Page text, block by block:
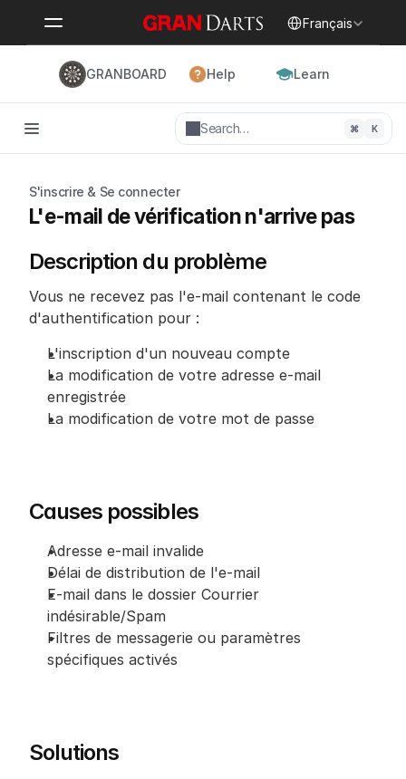
Français
GRANBOARD Help Learn
Search… ⌘ K
S'inscrire & Se connecter
L'e-mail de vérification n'arrive pas
Description du problème
Vous ne recevez pas l'e-mail contenant le code
d'authentification pour :
L'inscription d'un nouveau compte
La modification de votre adresse e-mail
enregistrée
La modification de votre mot de passe
Causes possibles
Adresse e-mail invalide
Délai de distribution de l'e-mail
E-mail dans le dossier Courrier
indésirable/Spam
Filtres de messagerie ou paramètres
spécifiques activés
Solutions